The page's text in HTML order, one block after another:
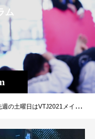
ム
かと思います。今回平良達郎のサポートについて頂いた皆様感謝申し上げます。↓※順不同○inspirit様 ○上間菓子店 スッパイマン様○幸喜・稲山総合法律事務所様 ○CROSS×LINE代表 砂辺光久様 ○沖縄酒場 きぶんや様 ○Deep様 ○Mr.Pulito様 ○SO-CRAZY.TOKYO様 ○沖縄広告株式会社様○東都開発株式会社様○桑江皮膚科醫院様 ○EVERGROUND様 ○株式会社アクアノースビーチ様○EBISAWA様〇サンサンはり灸整骨院様〇坂本商会様〇STAR PARTNERS様試合から3日後、早速Theパラエストラ沖縄にて汗を流した平良達郎は未来を見据えています。来年は海外修行、遠征も視野にする為、沢山の人々に平良達郎の存在を知ってもらう必要が有ります。そしてその世界の広さは計り知れなく、2021年現在同階級でも沢山の強豪が存在しているのは重々承知しています。高い壁はまだその頂きも見えないですが、平良達郎の目標はフライ級世界で１番強い選手。 日本のMMAファンの皆様に修斗ファンの皆様に夢を見せてそして日本の選手の道標になる様に引き続き努力し勝ち続けさせていかせます。From Okinawa to world！From Japan to the world！From Shooto to the world！皆様今後とも応援宜しくお願いします！#平良達郎#INSPRIT#パラエストラ #沖縄 #那覇 #与儀 #MMA #shooto #コザ #総合格闘技 #修斗 #キックボクシング #柔術 #jiujitsu #ダイエット